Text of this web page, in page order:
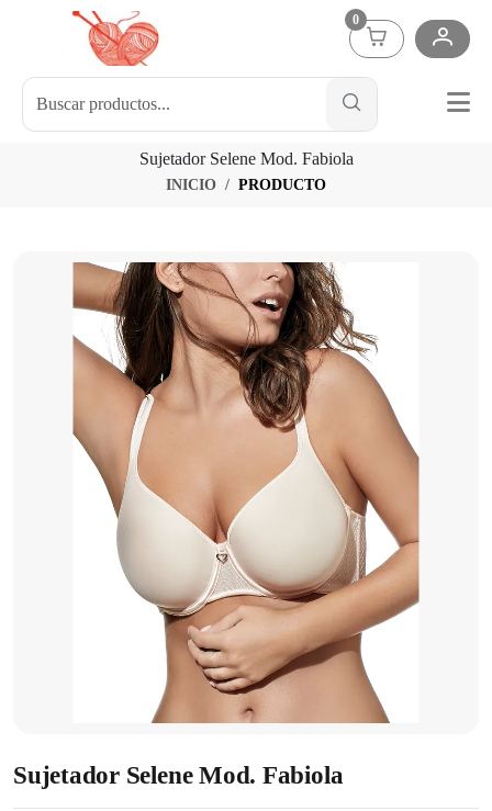
0
Sujetador Selene Mod. Fabiola
INICIO PRODUCTO
Sujetador Selene Mod. Fabiola